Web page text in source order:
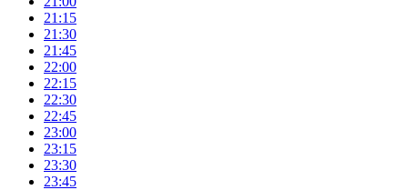
21:15
21:30
21:45
22:00
22:15
22:30
22:45
23:00
23:15
23:30
23:45